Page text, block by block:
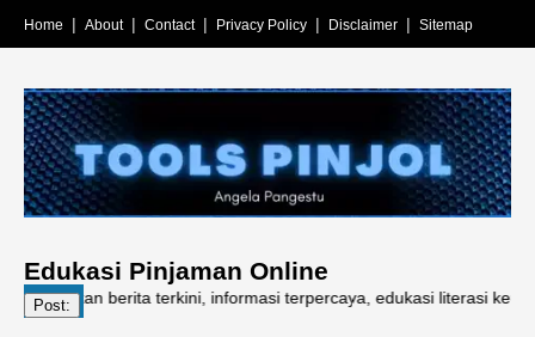
Home About Contact Privacy Policy Disclaimer Sitemap
Edukasi Pinjaman Online
Post:
berita terkini, informasi terpercaya, edukasi literasi keuangan,